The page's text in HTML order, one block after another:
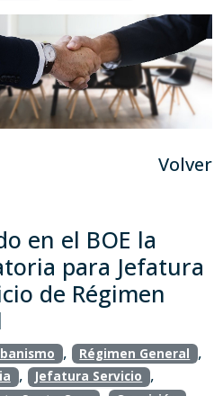
Volver
en el BOE la
para Jefatura
de Régimen
, Régimen General ,
, Jefatura Servicio ,